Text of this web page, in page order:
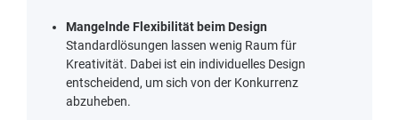
Mangelnde Flexibilität beim Design
Standardlösungen lassen wenig Raum für
Kreativität. Dabei ist ein individuelles Design
entscheidend, um sich von der Konkurrenz
abzuheben.